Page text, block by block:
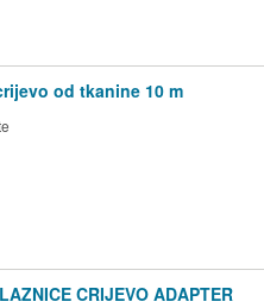
od tkanine 10 m
CRIJEVO ADAPTER